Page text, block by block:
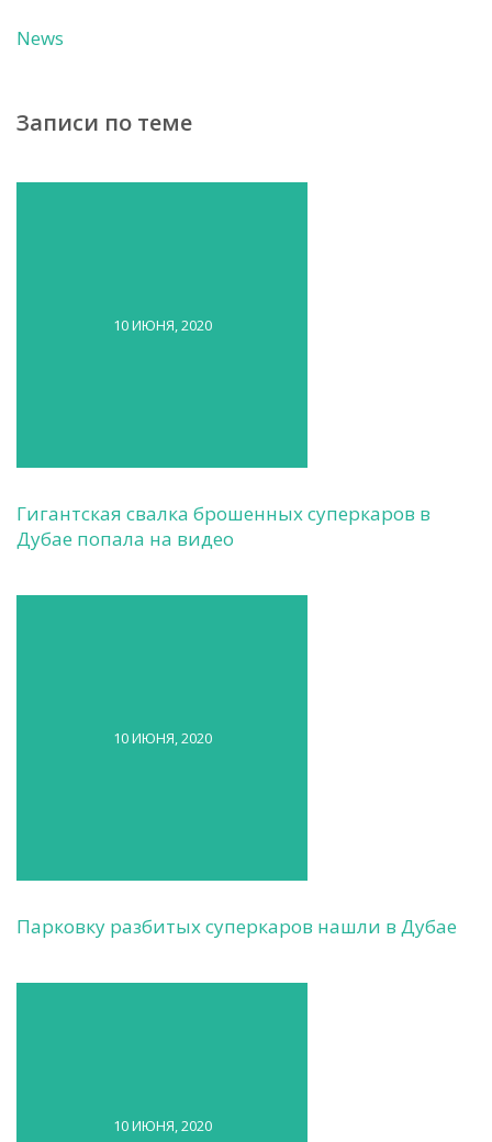
News
Записи по теме
10 ИЮНЯ, 2020
Гигантская свалка брошенных суперкаров в
Дубае попала на видео
10 ИЮНЯ, 2020
Парковку разбитых суперкаров нашли в Дубае
10 ИЮНЯ, 2020